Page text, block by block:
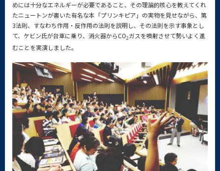
めには十分なエネルギーが必要であること、その理論的核心を教えてくれ
たニュートンが書いた有名な本「プリンキピア」の実物を見せながら、第
3法則、すなわち作用・反作用の法則を説明し、その法則を示す事象とし
て、ケビン氏が台車に乗り、消火器からCO2ガスを噴射させて勢いよく進
むことを実演しました。